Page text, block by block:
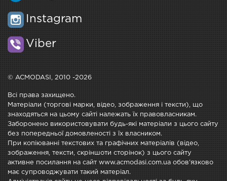
Instagram
Viber
© ACMODASI, 2010 -2026
Всі права захищено.
Матеріали (торгові марки, відео, зображення і тексти), що
знаходяться на цьому сайті належать їх правовласникам.
Заборонено використовувати будь-які матеріали з цього сайту
без попередньої домовленості з їх власником.
При копіюванні текстових та графічних матеріалів (відео,
зображення, тексти, скріншоти сторінок) з цього сайту
активне посилання на сайт www.acmodasi.com.ua обов'язково
має супроводжувати такий матеріал.